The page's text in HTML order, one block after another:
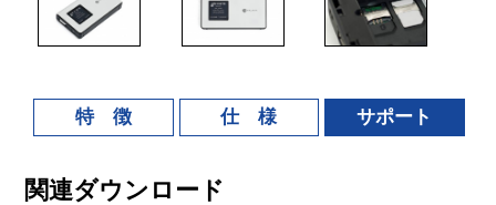
特 徴 仕 様 サポート
関連ダウンロード